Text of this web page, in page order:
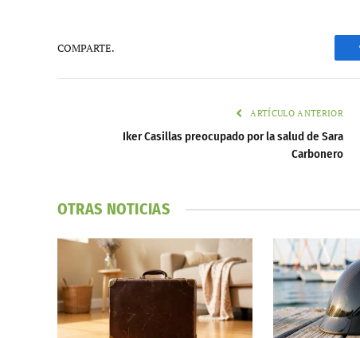
COMPARTE.
ARTÍCULO ANTERIOR
Iker Casillas preocupado por la salud de Sara
Carbonero
OTRAS NOTICIAS